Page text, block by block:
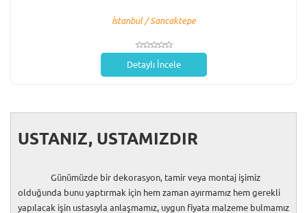
İstanbul / Sancaktepe
Detaylı İncele
USTANIZ, USTAMIZDIR
Günümüzde bir dekorasyon, tamir veya montaj işimiz
olduğunda bunu yaptırmak için hem zaman ayırmamız hem gerekli
yapılacak işin ustasıyla anlaşmamız, uygun fiyata malzeme bulmamız